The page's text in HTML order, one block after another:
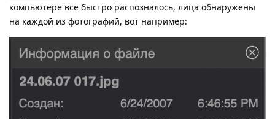
компьютере все быстро распозналось, лица обнаружены
на каждой из фотографий, вот например: